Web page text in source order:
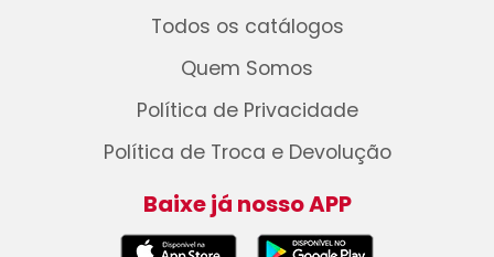
Todos os catálogos
Quem Somos
Política de Privacidade
Política de Troca e Devolução
Baixe já nosso APP